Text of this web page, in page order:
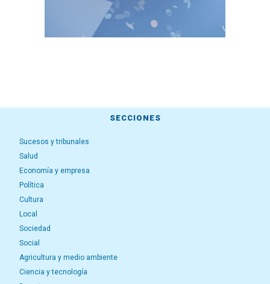
SECCIONES
Sucesos y tribunales
Salud
Economía y empresa
Política
Cultura
Local
Sociedad
Social
Agricultura y medio ambiente
Ciencia y tecnología